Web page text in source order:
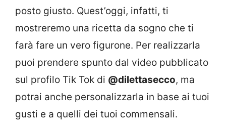
posto giusto. Quest’oggi, infatti, ti
mostreremo una ricetta da sogno che ti
farà fare un vero figurone. Per realizzarla
puoi prendere spunto dal video pubblicato
sul profilo Tik Tok di @dilettasecco, ma
potrai anche personalizzarla in base ai tuoi
gusti e a quelli dei tuoi commensali.